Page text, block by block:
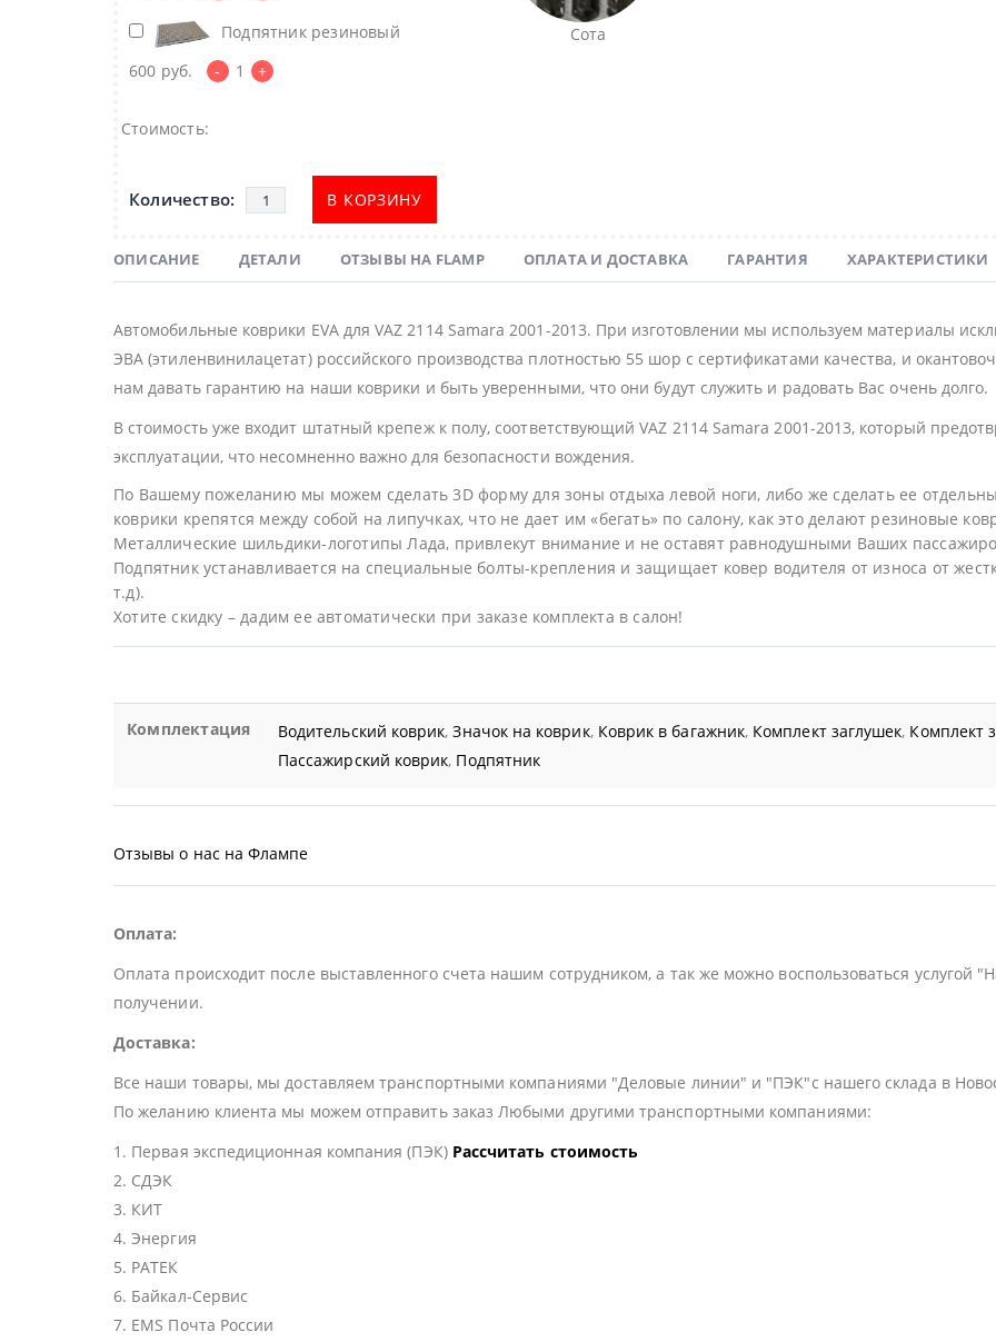
Подпятник резиновый
600 руб. - 1 +
Сота
Стоимость:
В КОРЗИНУ
ОПИСАНИЕ ДЕТАЛИ ОТЗЫВЫ НА FLAMP ОПЛАТА И ДОСТАВКА ГАРАНТИЯ ХАРАКТЕРИСТИКИ
Автомобильные коврики EVA для VAZ 2114 Samara 2001-2013. При изготовлении мы используем материалы
ЭВА (этиленвинилацетат) российского производства плотностью 55 шор с сертификатами качества, и
нам давать гарантию на наши коврики и быть уверенными, что они будут служить и радовать Вас очень долго.
В стоимость уже входит штатный крепеж к полу, соответствующий VAZ 2114 Samara 2001-2013, который
эксплуатации, что несомненно важно для безопасности вождения.
По Вашему пожеланию мы можем сделать 3D форму для зоны отдыха левой ноги, либо же сделать ее
коврики крепятся между собой на липучках, что не дает им «бегать» по салону, как это делают резиновые
Металлические шильдики-логотипы Лада, привлекут внимание и не оставят равнодушными Ваших
Подпятник устанавливается на специальные болты-крепления и защищает ковер водителя от износа от
т.д).
Хотите скидку – дадим ее автоматически при заказе комплекта в салон!
Комплектация Водительский коврик,Значок на коврик, Коврик в багажник, Комплект заглушек, Комплект
Пассажирский коврик, Подпятник
Отзывы о нас на Флампе
Оплата:
Оплата происходит после выставленного счета нашим сотрудником, а так же можно воспользоваться
получении.
Доставка:
Все наши товары, мы доставляем транспортными компаниями "Деловые линии" и "ПЭК"с нашего склада в
По желанию клиента мы можем отправить заказ Любыми другими транспортными компаниями:
1. Первая экспедиционная компания (ПЭК) Рассчитать стоимость
2. СДЭК
3. КИТ
4. Энергия
5. РАТЕК
6. Байкал-Сервис
7. EMS Почта России